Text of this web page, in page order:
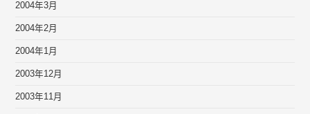
2004年3月
2004年2月
2004年1月
2003年12月
2003年11月